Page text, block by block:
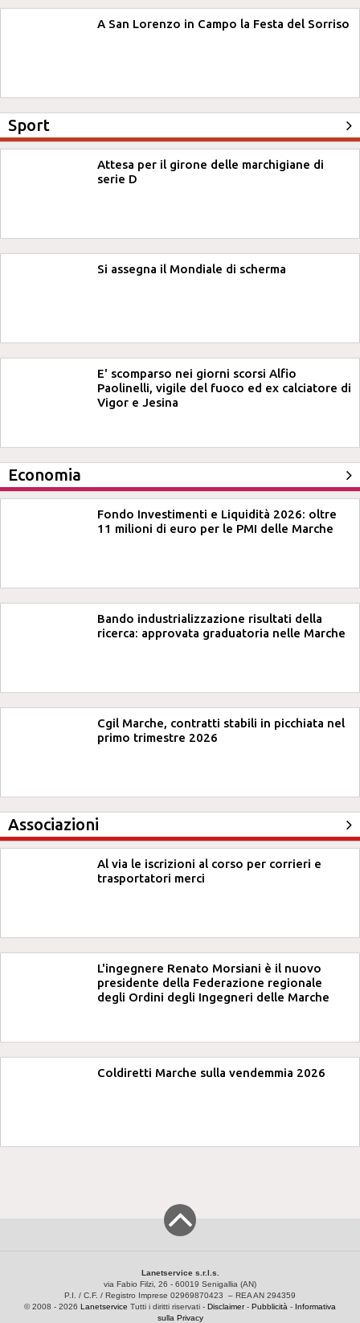
A San Lorenzo in Campo la Festa del Sorriso
Sport
Attesa per il girone delle marchigiane di
serie D
Si assegna il Mondiale di scherma
E' scomparso nei giorni scorsi Alfio
Paolinelli, vigile del fuoco ed ex calciatore di
Vigor e Jesina
Economia
Fondo Investimenti e Liquidità 2026: oltre
11 milioni di euro per le PMI delle Marche
Bando industrializzazione risultati della
ricerca: approvata graduatoria nelle Marche
Cgil Marche, contratti stabili in picchiata nel
primo trimestre 2026
Associazioni
Al via le iscrizioni al corso per corrieri e
trasportatori merci
L'ingegnere Renato Morsiani è il nuovo
presidente della Federazione regionale
degli Ordini degli Ingegneri delle Marche
Coldiretti Marche sulla vendemmia 2026
Lanetservice s.r.l.s.
via Fabio Filzi, 26 - 60019 Senigallia (AN)
P.I. / C.F. / Registro Imprese 02969870423 – REA AN 294359
© 2008 - 2026 Lanetservice Tutti i diritti riservati - Disclaimer- Pubblicità - Informativa
sulla Privacy